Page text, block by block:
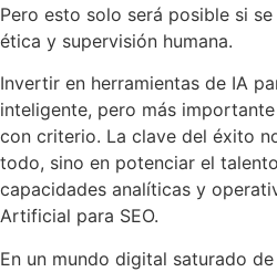
Pero esto solo será posible si
ética y supervisión humana.
Invertir en herramientas de IA
inteligente, pero más
con criterio. La clave del éxito
todo, sino en potenciar el
capacidades analíticas y
Artificial para SEO.
En un mundo digital saturado